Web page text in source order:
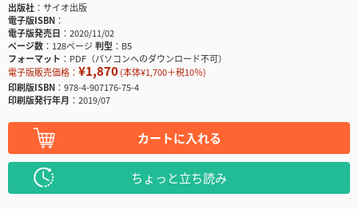
出版社
サイオ出版
電子版ISBN
電子版発売日
2020/11/02
ページ数
128ページ判型
B5
フォーマット
PDF（パソコンへのダウンロード不可）
電子版販売価格： ¥1,870(本体¥1,700＋税10％)
印刷版ISBN
978-4-907176-75-4
印刷版発行年月
2019/07
カートに入れる
ちょっと立ち読み